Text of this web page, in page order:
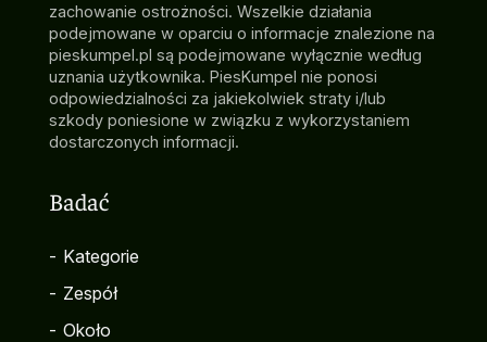
zachowanie ostrożności. Wszelkie działania
podejmowane w oparciu o informacje znalezione na
pieskumpel.pl są podejmowane wyłącznie według
uznania użytkownika. PiesKumpel nie ponosi
odpowiedzialności za jakiekolwiek straty i/lub
szkody poniesione w związku z wykorzystaniem
dostarczonych informacji.
Badać
- Kategorie
- Zespół
- Około